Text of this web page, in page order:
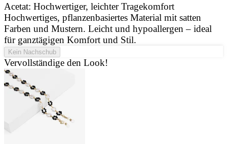
Acetat: Hochwertiger, leichter Tragekomfort
Hochwertiges, pflanzenbasiertes Material mit satten
Farben und Mustern. Leicht und hypoallergen – ideal
für ganztägigen Komfort und Stil.
Kein Nachschub
Vervollständige den Look!